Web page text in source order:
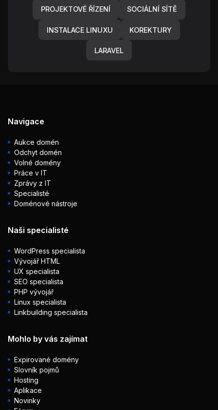
PROJEKTOVÉ ŘÍZENÍ SOCIÁLNÍ SÍTĚ
INSTALACE LINUXU KOREKTURY
LARAVEL
Navigace
Aukce domén
Odchyt domén
Volné domény
Práce v IT
Zprávy z IT
Specialisté
Doménové nástroje
Naši specialisté
WordPress specialista
Vývojář HTML
UX specialista
SEO specialista
PHP vývojář
Linux specialista
Linkbuilding specialista
Mohlo by vás zajímat
Expirované domény
Slovník pojmů
Hosting
Aplikace
Novinky